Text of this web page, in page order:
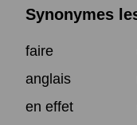
Synonymes
faire
anglais
en effet